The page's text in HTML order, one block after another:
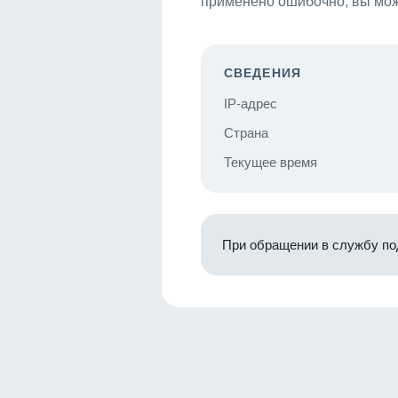
СВЕДЕНИЯ
IP-адрес
Страна
Текущее время
При обращении в службу